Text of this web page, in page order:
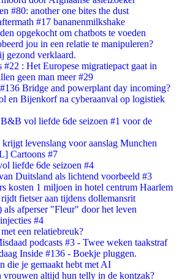
#80: another one bites the dust
#17 bananenmilkshake
opgekocht om chatbots te voeden
jou in een relatie te manipuleren?
gezond verklaard.
#22 : Het Europese migratiepact gaat in
geen man meer #29
Bridge and powerplant day incoming?
en Bijenkorf na cyberaanval op logistiek
vol liefde 6de seizoen #1 voor de
levenslang voor aanslag Munchen
Cartoons #7
liefde 6de seizoen #4
Duitsland als lichtend voorbeeld #3
kosten 1 miljoen in hotel centrum Haarlem
fietser aan tijdens dollemansrit
afperser "Fleur" door het leven
#4
een relatiebreuk?
podcasts #3 - Twee weken taakstraf
Inside #136 - Boekje pluggen.
die je gemaakt hebt met AI
vrouwen altijd hun telly in de kontzak?